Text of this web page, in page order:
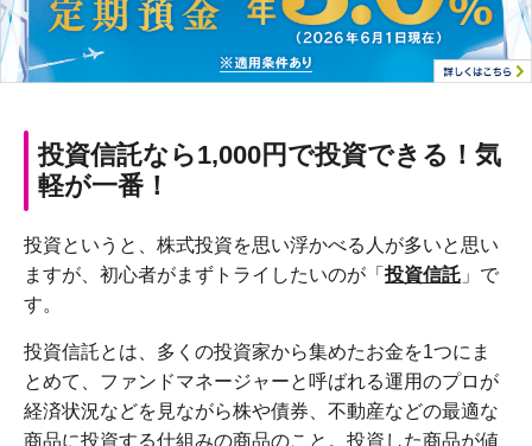
投資信託なら1,000円で投資できる！気
軽が一番！
投資というと、株式投資を思い浮かべる人が多いと思い
ますが、初心者がまずトライしたいのが「 投資信託 」で
す。
投資信託とは、多くの投資家から集めたお金を1つにま
とめて、ファンドマネージャーと呼ばれる運用のプロが
経済状況などを見ながら株や債券、不動産などの最適な
商品に投資する仕組みの商品のこと。投資した商品が値